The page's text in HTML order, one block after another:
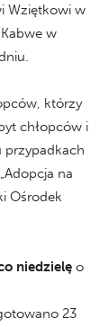
Wziętkowi w
w
którzy
chłopców i
na
Ośrodek
niedzielę o
23